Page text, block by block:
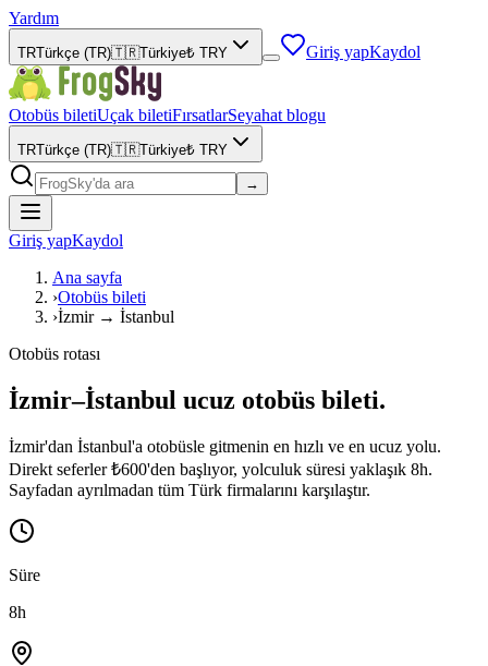
Yardım
TRTürkçe (TR)🇹🇷Türkiye₺ TRY Giriş yapKaydol
Otobüs biletiUçak biletiFırsatlarSeyahat blogu
TRTürkçe (TR)🇹🇷Türkiye₺ TRY
→
Giriş yapKaydol
Ana sayfa
›Otobüs bileti
›İzmir → İstanbul
Otobüs rotası
İzmir–İstanbul ucuz otobüs bileti.
İzmir'dan İstanbul'a otobüsle gitmenin en hızlı ve en ucuz yolu.
Direkt seferler ₺600'den başlıyor, yolculuk süresi yaklaşık 8h.
Sayfadan ayrılmadan tüm Türk firmalarını karşılaştır.
Süre
8h